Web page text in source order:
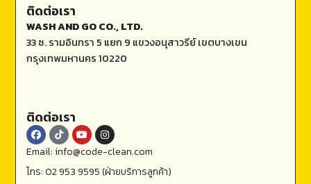
ติดต่อเรา
WASH AND GO CO., LTD.
33 ซ. รามอินทรา 5 แยก 9 แขวงอนุสาวรีย์ เขตบางเขน
กรุงเทพมหานคร 10220
ติดต่อเรา
Email: info@code-clean.com
โทร: 02 953 9595 (ฝ่ายบริการลูกค้า)